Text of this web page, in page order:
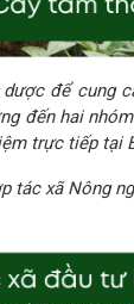
để cung
đến hai
trực tiếp tại
tác xã Nông